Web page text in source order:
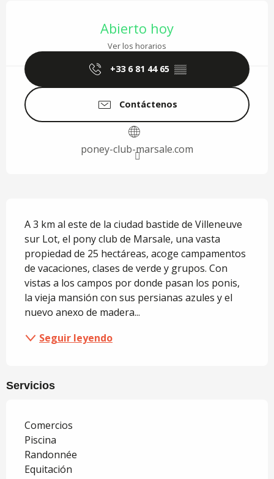
Abierto hoy
Ver los horarios
+33 6 81 44 65 ▒▒
Contáctenos
poney-club-marsale.com
A 3 km al este de la ciudad bastide de Villeneuve
sur Lot, el pony club de Marsale, una vasta
propiedad de 25 hectáreas, acoge campamentos
de vacaciones, clases de verde y grupos. Con
vistas a los campos por donde pasan los ponis,
la vieja mansión con sus persianas azules y el
nuevo anexo de madera...
Seguir leyendo
Servicios
Comercios
Piscina
Randonnée
Equitación